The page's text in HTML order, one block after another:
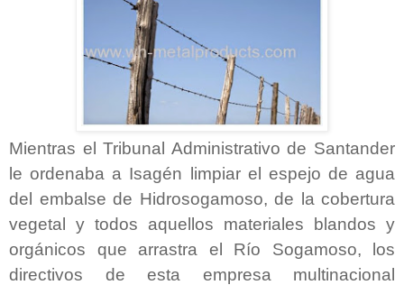
Mientras el Tribunal Administrativo de Santander
le ordenaba a Isagén limpiar el espejo de agua
del embalse de Hidrosogamoso, de la cobertura
vegetal y todos aquellos materiales blandos y
orgánicos que arrastra el Río Sogamoso, los
directivos de esta empresa multinacional